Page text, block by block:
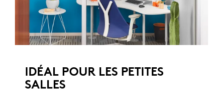
IDÉAL POUR LES PETITES
SALLES